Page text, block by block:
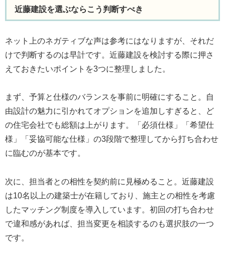
近藤建設を選ぶならこう判断すべき
ネット上のネガティブな声は参考にはなりますが、それだ
けで判断するのは早計です。近藤建設を検討する際に押さ
えておきたいポイントを3つに整理しました。
まず、予算と仕様のバランスを事前に明確にすること。自
由設計の魅力に引かれてオプションを追加しすぎると、ど
の住宅会社でも総額は上がります。「必須仕様」「希望仕
様」「妥協可能な仕様」の3段階で整理してから打ち合わせ
に臨むのが基本です。
次に、担当者との相性を契約前に見極めること。近藤建設
は10名以上の建築士が在籍しており、施主との相性を考慮
したマッチング制度を導入しています。初回の打ち合わせ
で違和感があれば、担当変更を相談するのも選択肢の一つ
です。